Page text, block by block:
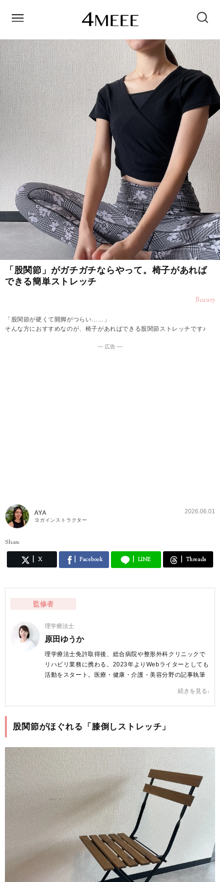
「股関節」がガチガチならやって。椅子があれば
できる簡単ストレッチ
Beauty
「股関節が硬くて開脚がつらい……」
そんな方におすすめなのが、椅子があればできる股関節ストレッチです♪
― 広告 ―
AYA
ヨガインストラクター
2026.06.01
Share
X Facebook LINE Threads
監修者
理学療法士
原田ゆうか
理学療法士免許取得後、総合病院や整形外科クリニックで
リハビリ業務に携わる。2023年よりWebライターとしても
活動をスタート。医療・健康・介護・美容分野の記事執筆
記事を読んだ方が、からだに関する情報を正しく理解し、
明日からの行動を変える後押しができるような文章を心が
原田ゆうか プロフィールへ
続きを見る
股関節がほぐれる「膝倒しストレッチ」